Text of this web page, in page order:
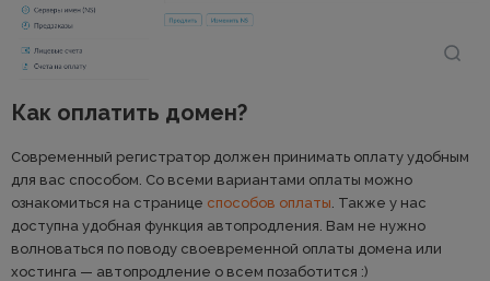
Как оплатить домен?
Современный регистратор должен принимать оплату удобным
для вас способом. Со всеми вариантами оплаты можно
ознакомиться на странице способов оплаты . Также у нас
доступна удобная функция автопродления. Вам не нужно
волноваться по поводу своевременной оплаты домена или
хостинга — автопродление о всем позаботится :)